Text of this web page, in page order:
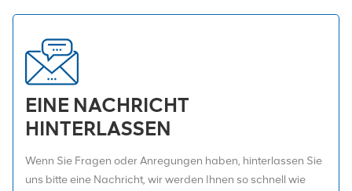
EINE NACHRICHT
HINTERLASSEN
Wenn Sie Fragen oder Anregungen haben, hinterlassen Sie
uns bitte eine Nachricht, wir werden Ihnen so schnell wie